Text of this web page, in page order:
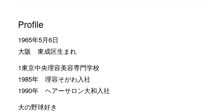
Profile
1965年5月6日
大阪 東成区生まれ
1東京中央理容美容専門学校
1985年 理容そがわ入社
1990年 ヘアーサロン大和入社
大の野球好き